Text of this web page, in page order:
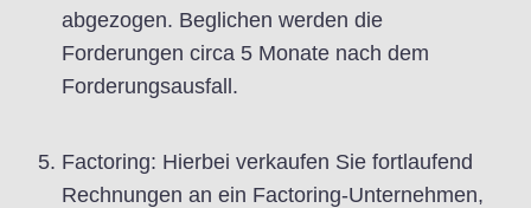
abgezogen. Beglichen werden die
Forderungen circa 5 Monate nach dem
Forderungsausfall.
Factoring: Hierbei verkaufen Sie fortlaufend
Rechnungen an ein Factoring-Unternehmen,